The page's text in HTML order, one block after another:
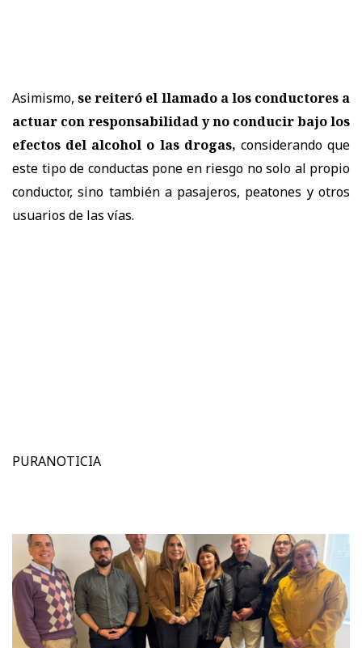
Asimismo,se reiteró el llamado a los conductores a
actuar con responsabilidad y no conducir bajo los
efectos del alcohol o las drogas, considerando que
este tipo de conductas pone en riesgo no solo al propio
conductor, sino también a pasajeros, peatones y otros
usuarios de las vías.
PURANOTICIA